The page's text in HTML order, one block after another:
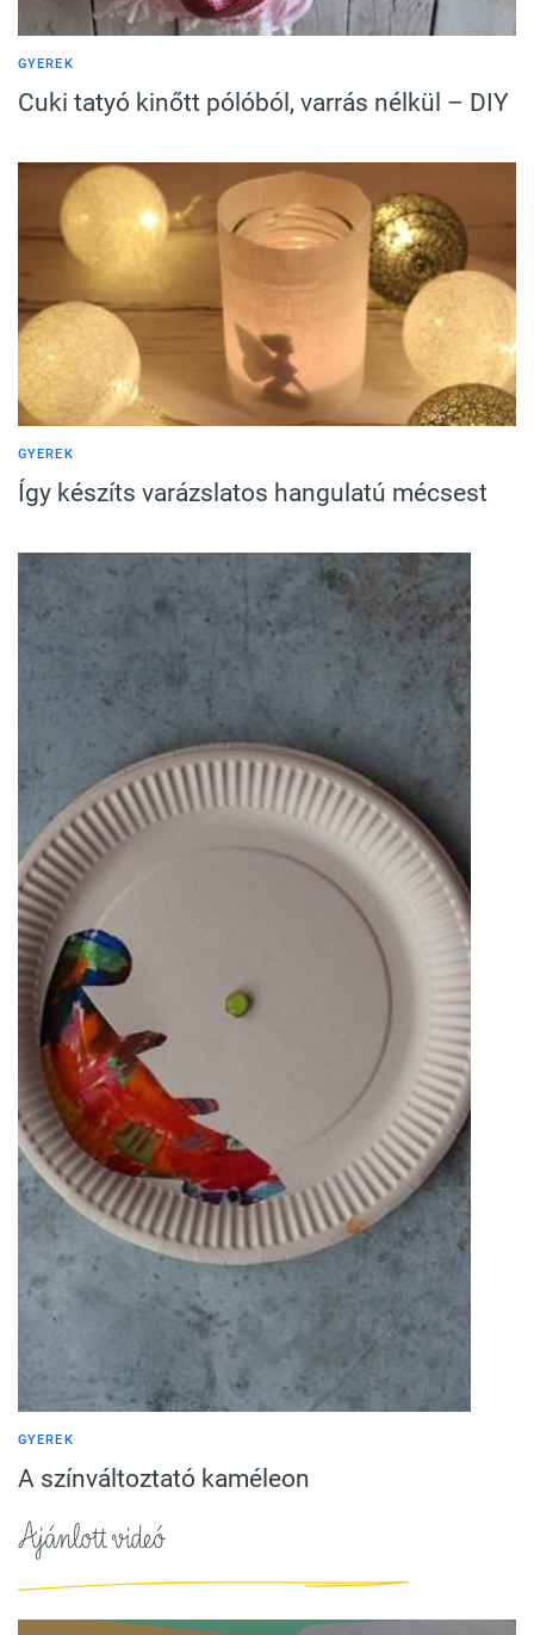
GYEREK
Cuki tatyó kinőtt pólóból, varrás nélkül – DIY
GYEREK
Így készíts varázslatos hangulatú mécsest
GYEREK
A színváltoztató kaméleon
Ajánlott videó